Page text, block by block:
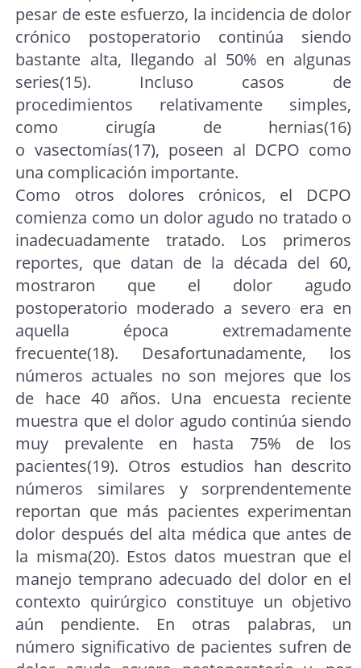
pesar de este esfuerzo, la incidencia de dolor
crónico postoperatorio continúa siendo
bastante alta, llegando al 50% en algunas
series(15). Incluso casos de
procedimientos relativamente simples,
como cirugía de hernias(16)
o vasectomías(17), poseen al DCPO como
una complicación importante.
Como otros dolores crónicos, el DCPO
comienza como un dolor agudo no tratado o
inadecuadamente tratado. Los primeros
reportes, que datan de la década del 60,
mostraron que el dolor agudo
postoperatorio moderado a severo era en
aquella época extremadamente
frecuente(18). Desafortunadamente, los
números actuales no son mejores que los
de hace 40 años. Una encuesta reciente
muestra que el dolor agudo continúa siendo
muy prevalente en hasta 75% de los
pacientes(19). Otros estudios han descrito
números similares y sorprendentemente
reportan que más pacientes experimentan
dolor después del alta médica que antes de
la misma(20). Estos datos muestran que el
manejo temprano adecuado del dolor en el
contexto quirúrgico constituye un objetivo
aún pendiente. En otras palabras, un
número significativo de pacientes sufren de